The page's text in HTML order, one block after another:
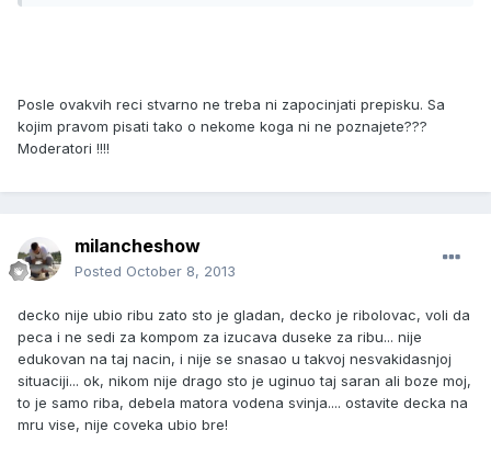
Posle ovakvih reci stvarno ne treba ni zapocinjati prepisku. Sa
kojim pravom pisati tako o nekome koga ni ne poznajete???
Moderatori !!!!
milancheshow
Posted October 8, 2013
decko nije ubio ribu zato sto je gladan, decko je ribolovac, voli da
peca i ne sedi za kompom za izucava duseke za ribu... nije
edukovan na taj nacin, i nije se snasao u takvoj nesvakidasnjoj
situaciji... ok, nikom nije drago sto je uginuo taj saran ali boze moj,
to je samo riba, debela matora vodena svinja.... ostavite decka na
mru vise, nije coveka ubio bre!